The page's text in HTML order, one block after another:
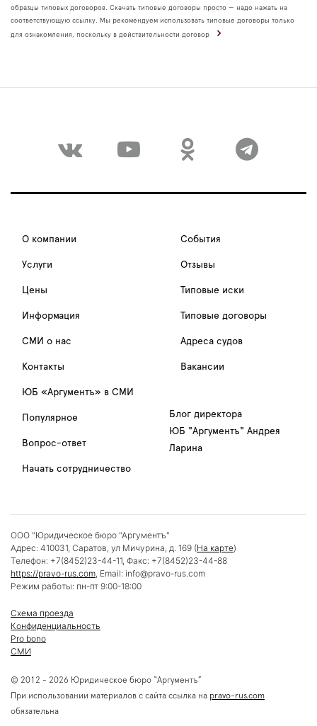
образцы типовых договоров. Скачать типовые договоры просто — надо нажать на
соответствующую ссылку. Мы рекомендуем использовать типовые договоры только
для ознакомления, поскольку в действительности договор
О компании
Услуги
Цены
Информация
СМИ о нас
Контакты
События
Отзывы
Типовые иски
Типовые договоры
Адреса судов
Вакансии
ЮБ «Аргументъ» в СМИ
Популярное
Вопрос-ответ
Начать сотрудничество
Блог директора
ЮБ "Аргументъ" Андрея
Ларина
© 2012 - 2026 Юридическое бюро “Аргументъ”
При использовании материалов с сайта ссылка на pravo-rus.com
обязательна
ООО "Юридическое бюро "Аргументъ"
Адрес: 410031, Саратов, ул Мичурина, д. 169 (На карте)
Телефон: +7(8452)23-44-11, Факс: +7(8452)23-44-88
https://pravo-rus.com, Email: info@pravo-rus.com
Режим работы: пн-пт 9:00-18:00
Схема проезда
Конфиденциальность
Pro bono
СМИ